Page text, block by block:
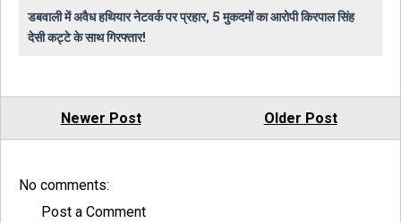
डबवाली में अवैध हथियार नेटवर्क पर प्रहार, 5 मुकदमों का आरोपी किरपाल सिंह
देसी कट्टे के साथ गिरफ्तार!
Newer Post Older Post
No comments:
Post a Comment